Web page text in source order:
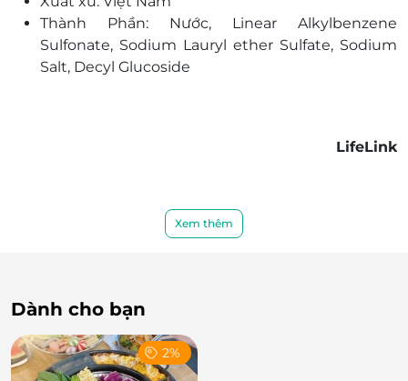
Thành Phần: Nước, Linear Alkylbenzene
Sulfonate, Sodium Lauryl ether Sulfate, Sodium
Salt, Decyl Glucoside
LifeLink
Xem thêm
Dành cho bạn
2%